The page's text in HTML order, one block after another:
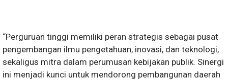
“Perguruan tinggi memiliki peran strategis sebagai pusat
pengembangan ilmu pengetahuan, inovasi, dan teknologi,
sekaligus mitra dalam perumusan kebijakan publik. Sinergi
ini menjadi kunci untuk mendorong pembangunan daerah